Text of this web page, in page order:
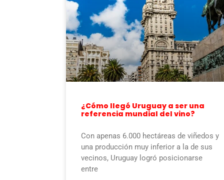
¿Cómo llegó Uruguay a ser una
referencia mundial del vino?
Con apenas 6.000 hectáreas de viñedos y
una producción muy inferior a la de sus
vecinos, Uruguay logró posicionarse
entre